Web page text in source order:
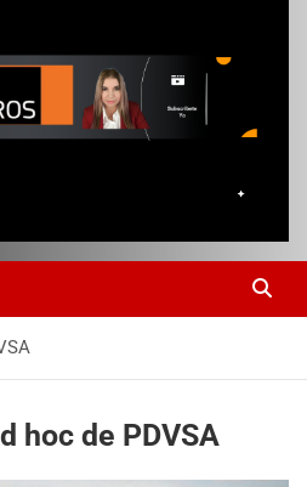
hoc de PDVSA